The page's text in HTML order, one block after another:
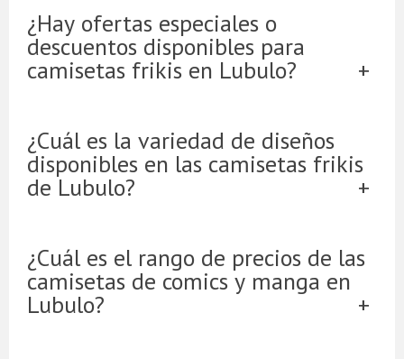
¿Hay ofertas especiales o
descuentos disponibles para
camisetas frikis en Lubulo?
¿Cuál es la variedad de diseños
disponibles en las camisetas frikis
de Lubulo?
¿Cuál es el rango de precios de las
camisetas de comics y manga en
Lubulo?